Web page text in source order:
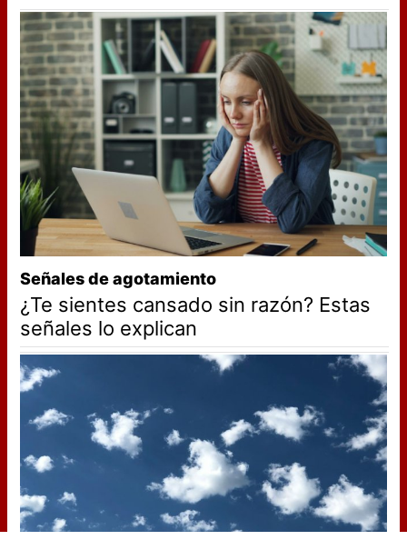
Señales de agotamiento
¿Te sientes cansado sin razón? Estas
señales lo explican